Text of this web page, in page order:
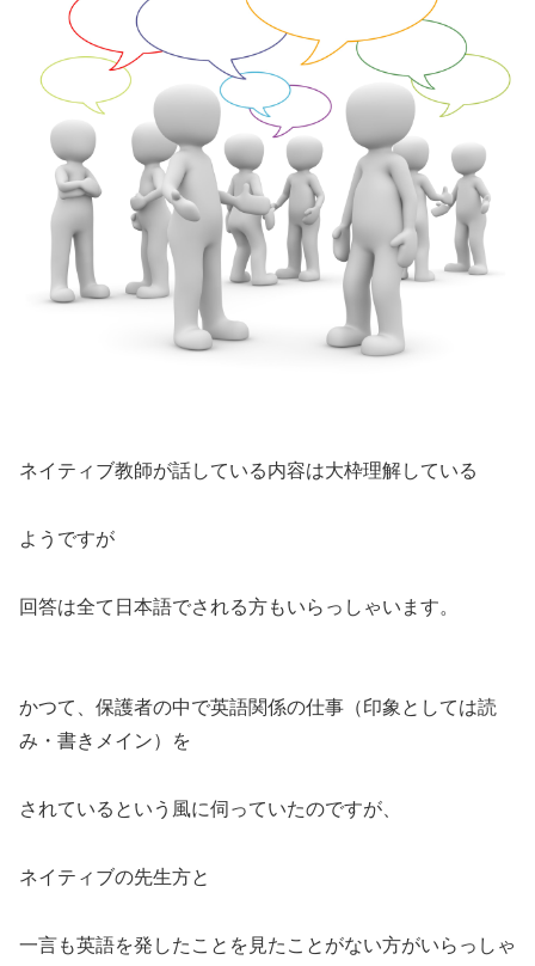
ネイティブ教師が話している内容は大枠理解している
ようですが
回答は全て日本語でされる方もいらっしゃいます。
かつて、保護者の中で英語関係の仕事（印象としては読
み・書きメイン）を
されているという風に伺っていたのですが、
ネイティブの先生方と
一言も英語を発したことを見たことがない方がいらっしゃ